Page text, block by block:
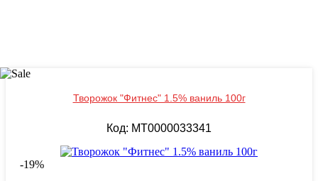
Творожок "Фитнес" 1.5% ваниль 100г
Код: MT0000033341
-19%